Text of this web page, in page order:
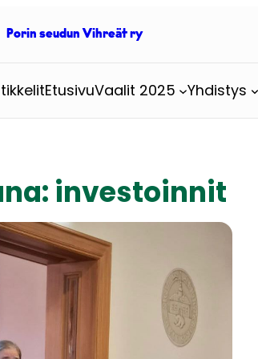
Porin seudun Vihreät ry
EtusivuVaalit 2025 Yhdistys
investoinnit